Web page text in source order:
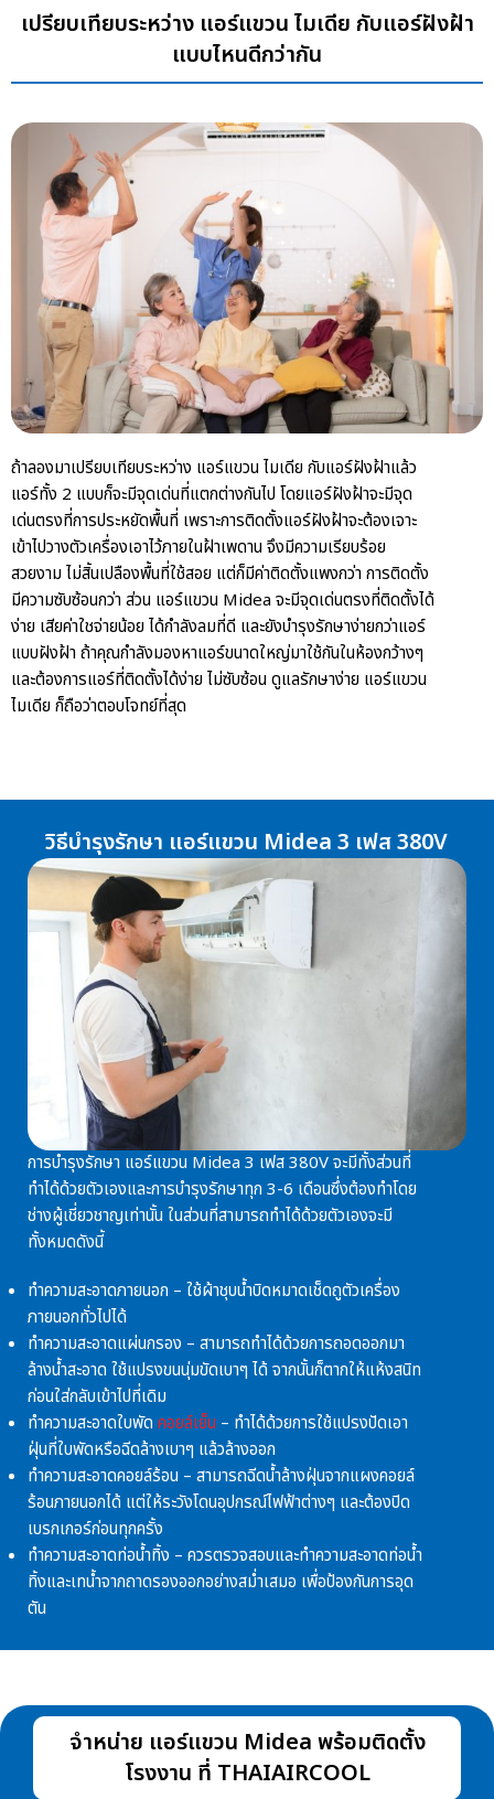
เปรียบเทียบระหว่าง แอร์แขวน ไมเดีย กับแอร์ฝังฝ้า
แบบไหนดีกว่ากัน
ถ้าลองมาเปรียบเทียบระหว่าง แอร์แขวน ไมเดีย กับแอร์ฝังฝ้าแล้ว
แอร์ทั้ง 2 แบบก็จะมีจุดเด่นที่แตกต่างกันไป โดยแอร์ฝังฝ้าจะมีจุด
เด่นตรงที่การประหยัดพื้นที่ เพราะการติดตั้งแอร์ฝังฝ้าจะต้องเจาะ
เข้าไปวางตัวเครื่องเอาไว้ภายในฝ้าเพดาน จึงมีความเรียบร้อย
สวยงาม ไม่สิ้นเปลืองพื้นที่ใช้สอย แต่ก็มีค่าติดตั้งแพงกว่า การติดตั้ง
มีความซับซ้อนกว่า ส่วน แอร์แขวน Midea จะมีจุดเด่นตรงที่ติดตั้งได้
ง่าย เสียค่าใชจ่ายน้อย ได้กำลังลมที่ดี และยังบำรุงรักษาง่ายกว่าแอร์
แบบฝังฝ้า ถ้าคุณกำลังมองหาแอร์ขนาดใหญ่มาใช้กันในห้องกว้างๆ
และต้องการแอร์ที่ติดตั้งได้ง่าย ไม่ซับซ้อน ดูแลรักษาง่าย แอร์แขวน
ไมเดีย ก็ถือว่าตอบโจทย์ที่สุด
วิธีบำรุงรักษา แอร์แขวน Midea 3 เฟส 380V
การบำรุงรักษา แอร์แขวน Midea 3 เฟส 380Vจะมีทั้งส่วนที่
ทำได้ด้วยตัวเองและการบำรุงรักษาทุก 3-6 เดือนซึ่งต้องทำโดย
ช่างผู้เชี่ยวชาญเท่านั้น ในส่วนที่สามารถทำได้ด้วยตัวเองจะมี
ทั้งหมดดังนี้
ทำความสะอาดภายนอก – ใช้ผ้าชุบน้ำบิดหมาดเช็ดถูตัวเครื่อง
ภายนอกทั่วไปได้
ทำความสะอาดแผ่นกรอง – สามารถทำได้ด้วยการถอดออกมา
ล้างน้ำสะอาด ใช้แปรงขนนุ่มขัดเบาๆ ได้ จากนั้นก็ตากให้แห้งสนิท
ก่อนใส่กลับเข้าไปที่เดิม
ทำความสะอาดใบพัด คอยล์เย็น – ทำได้ด้วยการใช้แปรงปัดเอา
ฝุ่นที่ใบพัดหรือฉีดล้างเบาๆ แล้วล้างออก
ทำความสะอาดคอยล์ร้อน – สามารถฉีดน้ำล้างฝุ่นจากแผงคอยล์
ร้อนภายนอกได้ แต่ให้ระวังโดนอุปกรณ์ไฟฟ้าต่างๆ และต้องปิด
เบรกเกอร์ก่อนทุกครั้ง
ทำความสะอาดท่อน้ำทิ้ง – ควรตรวจสอบและทำความสะอาดท่อน้ำ
ทิ้งและเทน้ำจากถาดรองออกอย่างสม่ำเสมอ เพื่อป้องกันการอุด
ตัน
จำหน่าย แอร์แขวน Midea พร้อมติดตั้ง
โรงงาน ที่ THAIAIRCOOL